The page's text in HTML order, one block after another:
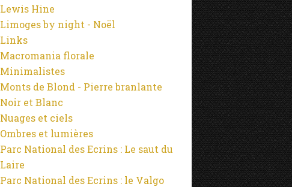
Lewis Hine
Limoges by night - Noël
Links
Macromania florale
Minimalistes
Monts de Blond - Pierre branlante
Noir et Blanc
Nuages et ciels
Ombres et lumières
Parc National des Ecrins : Le saut du
Laire
Parc National des Ecrins : le Valgo